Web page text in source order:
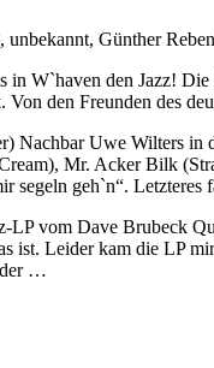
unbekannt, Günther
W`haven den Jazz! Die
den Freunden des
Nachbar Uwe Wilters in
Mr. Acker Bilk
segeln geh`n“.
LP vom Dave Brubeck
ist. Leider kam die LP
…